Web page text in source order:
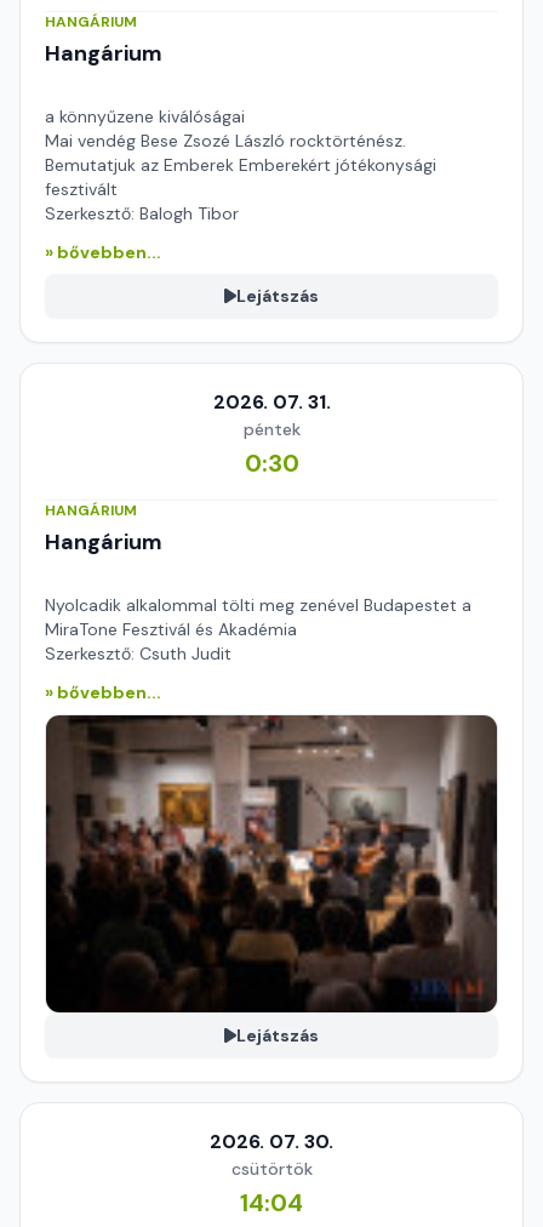
HANGÁRIUM
Hangárium
a könnyűzene kiválóságai
Mai vendég Bese Zsozé László rocktörténész.
Bemutatjuk az Emberek Emberekért jótékonysági
fesztivált
Szerkesztő: Balogh Tibor
» bővebben...
Lejátszás
2026. 07. 31.
péntek
0:30
HANGÁRIUM
Hangárium
Nyolcadik alkalommal tölti meg zenével Budapestet a
MiraTone Fesztivál és Akadémia
Szerkesztő: Csuth Judit
» bővebben...
Lejátszás
2026. 07. 30.
csütörtök
14:04